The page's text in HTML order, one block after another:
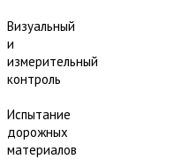
Визуальный
и
измерительный
контроль
Испытание
дорожных
материалов